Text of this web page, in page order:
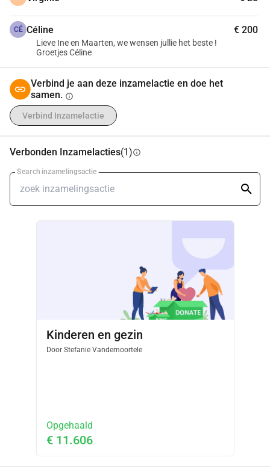
CÉ Céline € 200
Lieve Ine en Maarten, we wensen jullie het beste !
Groetjes Céline
Verbind je aan deze inzamelactie en doe het
samen. info
Verbind Inzamelactie
Verbonden Inzamelacties(1)info
Search inzamelingsactie
Kinderen en gezin
DoorStefanie Vandemoortele
Opgehaald
€ 11.606